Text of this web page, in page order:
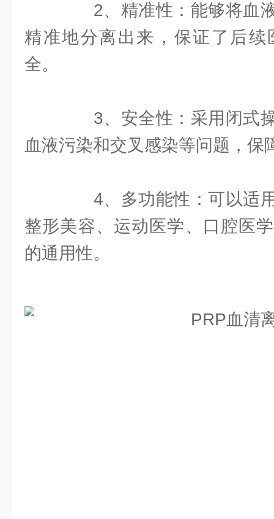
2、精准性：能够将血液
精准地分离出来，保证了后续
全。
3、安全性：采用闭式操
血液污染和交叉感染等问题，保
4、多功能性：可以适用
整形美容、运动医学、口腔医
的通用性。